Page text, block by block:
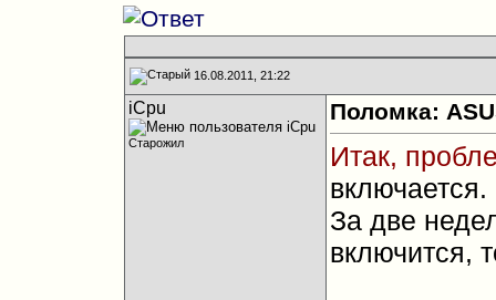
16.08.2011, 21:22
iCpu
Старожил
Поломка:
Итак,
включается.
За две
включится,